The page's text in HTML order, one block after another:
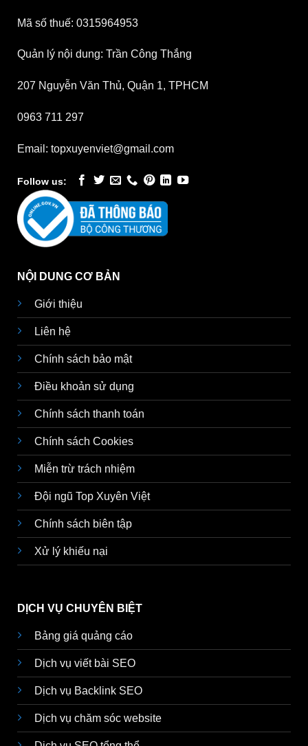
Mã số thuế: 0315964953
Quản lý nội dung: Trần Công Thắng
207 Nguyễn Văn Thủ, Quận 1, TPHCM
0963 711 297
Email: topxuyenviet@gmail.com
Follow us:
NỘI DUNG CƠ BẢN
Giới thiệu
Liên hệ
Chính sách bảo mật
Điều khoản sử dụng
Chính sách thanh toán
Chính sách Cookies
Miễn trừ trách nhiệm
Đội ngũ Top Xuyên Việt
Chính sách biên tập
Xử lý khiếu nại
DỊCH VỤ CHUYÊN BIỆT
Bảng giá quảng cáo
Dịch vụ viết bài SEO
Dịch vụ Backlink SEO
Dịch vụ chăm sóc website